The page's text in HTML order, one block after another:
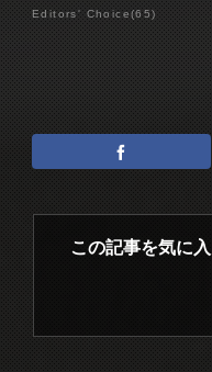
Editors' Choice(65)